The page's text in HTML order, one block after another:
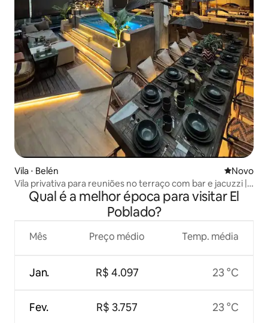
Vila ⋅ Belén Novo
Novo
Vila privativa para reuniões no terraço com bar e jacuzzi |
6 quartos
Qual é a melhor época para visitar El
Poblado?
Mês
Jan.
Fev.
Preço médio
R$ 4.097
R$ 3.757
Temp. média
23 °C
23 °C